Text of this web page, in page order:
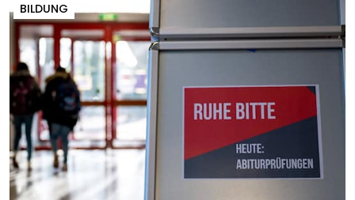
BILDUNG